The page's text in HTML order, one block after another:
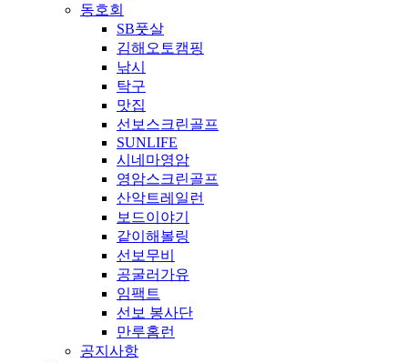
동호회
SB풋살
김해오토캠핑
낚시
탁구
맛집
선보스크린골프
SUNLIFE
시네마영암
영암스크린골프
산악트레일런
보드이야기
같이해볼링
선보무비
공굴러가유
임팩트
선보 봉사단
만루홈런
공지사항